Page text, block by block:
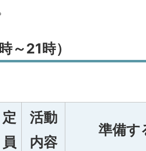
～21時）
定
員
活動
内容
準備す